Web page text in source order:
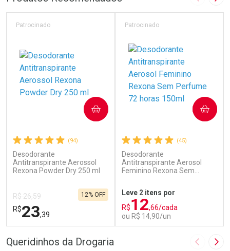
Imagem
(94)
Desodorante
Antitranspirante Aerossol
Rexona Powder Dry 250 ml
Patrocinado
R$ 26,59
R$23,39
12% OFF
COMPRAR
(45)
Desodorante
Antitranspirante Aerosol
Feminino Rexona Sem
Patrocinado
Leve 2 itens por
R$12,66/cada
ou R$ 14,90/un
COMPRAR
Queridinhos da Drogaria Imagem